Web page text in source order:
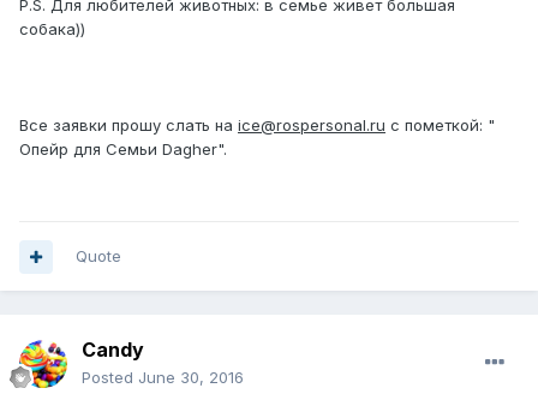
P.S. Для любителей животных: в семье живет большая
собака))
Все заявки прошу слать на ice@rospersonal.ru с пометкой: "
Опейр для Семьи Dagher".
Quote
Candy
Posted June 30, 2016